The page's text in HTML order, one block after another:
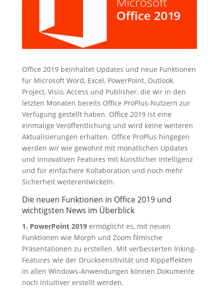
Office 2019 beinhaltet Updates und neue Funktionen
für Microsoft Word, Excel, PowerPoint, Outlook,
Project, Visio, Access und Publisher, die wir in den
letzten Monaten bereits Office ProPlus-Nutzern zur
Verfügung gestellt haben. Office 2019 ist eine
einmalige Veröffentlichung und wird keine weiteren
Aktualisierungen erhalten. Office ProPlus hingegen
werden wir wie gewohnt mit monatlichen Updates
und innovativen Features mit künstlicher Intelligenz
und für einfachere Kollaboration und noch mehr
Sicherheit weiterentwickeln.
Die neuen Funktionen in Office 2019 und
wichtigsten News im Überblick
1. PowerPoint 2019ermöglicht es, mit neuen
Funktionen wie Morph und Zoom filmische
Präsentationen zu erstellen. Mit verbesserten Inking-
Features wie der Drucksensitivität und Kippeffekten
in allen Windows-Anwendungen können Dokumente
noch intuitiver erstellt werden.